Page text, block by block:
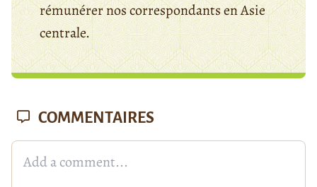
rémunérer nos correspondants en Asie
centrale.
COMMENTAIRES